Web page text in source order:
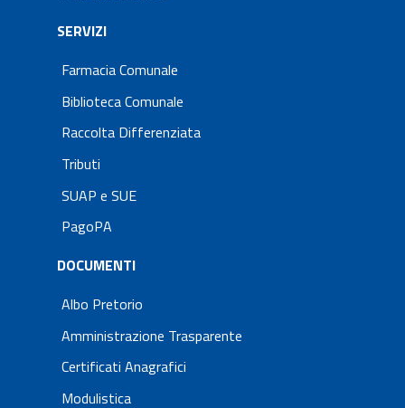
SERVIZI
Farmacia Comunale
Biblioteca Comunale
Raccolta Differenziata
Tributi
SUAP e SUE
PagoPA
DOCUMENTI
Albo Pretorio
Amministrazione Trasparente
Certificati Anagrafici
Modulistica